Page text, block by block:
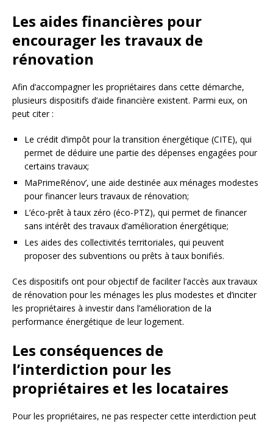
Les aides financières pour
encourager les travaux de
rénovation
Afin d’accompagner les propriétaires dans cette démarche,
plusieurs dispositifs d’aide financière existent. Parmi eux, on
peut citer :
Le crédit d’impôt pour la transition énergétique (CITE), qui
permet de déduire une partie des dépenses engagées pour
certains travaux;
MaPrimeRénov’, une aide destinée aux ménages modestes
pour financer leurs travaux de rénovation;
L’éco-prêt à taux zéro (éco-PTZ), qui permet de financer
sans intérêt des travaux d’amélioration énergétique;
Les aides des collectivités territoriales, qui peuvent
proposer des subventions ou prêts à taux bonifiés.
Ces dispositifs ont pour objectif de faciliter l’accès aux travaux
de rénovation pour les ménages les plus modestes et d’inciter
les propriétaires à investir dans l’amélioration de la
performance énergétique de leur logement.
Les conséquences de
l’interdiction pour les
propriétaires et les locataires
Pour les propriétaires, ne pas respecter cette interdiction peut